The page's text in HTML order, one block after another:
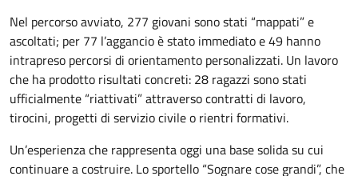
Nel percorso avviato, 277 giovani sono stati “mappati” e
ascoltati; per 77 l’aggancio è stato immediato e 49 hanno
intrapreso percorsi di orientamento personalizzati. Un lavoro
che ha prodotto risultati concreti: 28 ragazzi sono stati
ufficialmente “riattivati” attraverso contratti di lavoro,
tirocini, progetti di servizio civile o rientri formativi.
Un’esperienza che rappresenta oggi una base solida su cui
continuare a costruire. Lo sportello “Sognare cose grandi”, che